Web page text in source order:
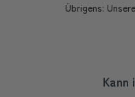
Übrigens: